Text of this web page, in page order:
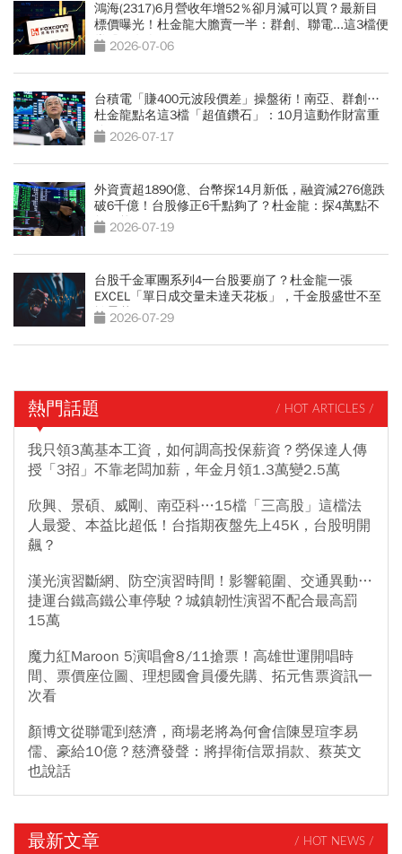
鴻海(2317)6月營收年增52％卻月減可以買？最新目
標價曝光！杜金龍大膽賣一半：群創、聯電...這3檔便
當股更有肉
2026-07-06
台積電「賺400元波段價差」操盤術！南亞、群創…
杜金龍點名這3檔「超值鑽石」：10月這動作財富重
分配2026-07-17
外資賣超1890億、台幣探14月新低，融資減276億跌
破6千億！台股修正6千點夠了？杜金龍：探4萬點不
無可能
2026-07-19
台股千金軍團系列4一台股要崩了？杜金龍一張
EXCEL「單日成交量未達天花板」，千金股盛世不至
於曇花一現
2026-07-29
熱門話題 / HOT ARTICLES /
我只領3萬基本工資，如何調高投保薪資？勞保達人傳
授「3招」不靠老闆加薪，年金月領1.3萬變2.5萬
欣興、景碩、威剛、南亞科…15檔「三高股」這檔法
人最愛、本益比超低！台指期夜盤先上45K，台股明開
飆？
漢光演習斷網、防空演習時間！影響範圍、交通異動…
捷運台鐵高鐵公車停駛？城鎮韌性演習不配合最高罰
15萬
魔力紅Maroon 5演唱會8/11搶票！高雄世運開唱時
間、票價座位圖、理想國會員優先購、拓元售票資訊一
次看
顏博文從聯電到慈濟，商場老將為何會信陳昱瑄李易
儒、豪給10億？慈濟發聲：將捍衛信眾捐款、蔡英文
也說話
最新文章 / HOT NEWS /